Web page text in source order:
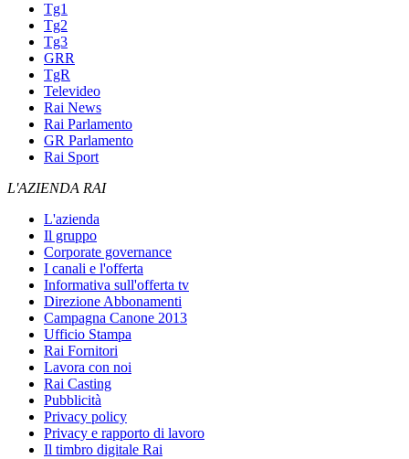
Tg1
Tg2
Tg3
GRR
TgR
Televideo
Rai News
Rai Parlamento
GR Parlamento
Rai Sport
L'AZIENDA RAI
L'azienda
Il gruppo
Corporate governance
I canali e l'offerta
Informativa sull'offerta tv
Direzione Abbonamenti
Campagna Canone 2013
Ufficio Stampa
Rai Fornitori
Lavora con noi
Rai Casting
Pubblicità
Privacy policy
Privacy e rapporto di lavoro
Il timbro digitale Rai